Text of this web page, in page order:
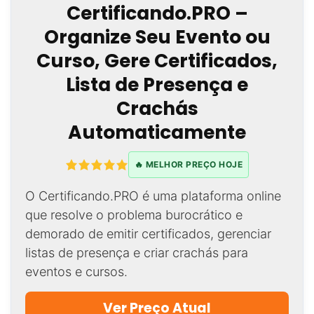
Certificando.PRO –
Organize Seu Evento ou
Curso, Gere Certificados,
Lista de Presença e
Crachás
Automaticamente
🔥 MELHOR PREÇO HOJE
O Certificando.PRO é uma plataforma online
que resolve o problema burocrático e
demorado de emitir certificados, gerenciar
listas de presença e criar crachás para
eventos e cursos.
Ver Preço Atual